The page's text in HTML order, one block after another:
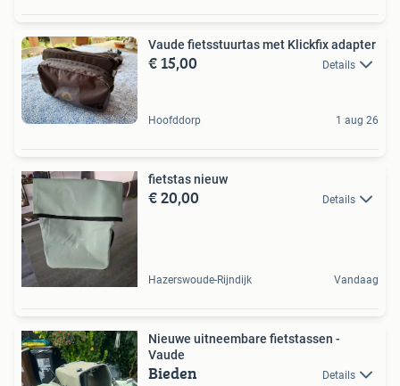
Vaude fietsstuurtas met Klickfix adapter
€ 15,00 Details
Hoofddorp 1 aug 26
fietstas nieuw
€ 20,00 Details
Hazerswoude-Rijndijk Vandaag
Nieuwe uitneembare fietstassen -
Vaude
Bieden Details